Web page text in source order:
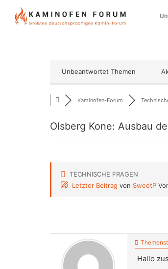
Unbeantwortet Themen
Kaminofen-Forum
Olsberg Kone: Ausbau
TECHNISCHE FRAGEN
Letzter Beitrag von SweetP
Hallo